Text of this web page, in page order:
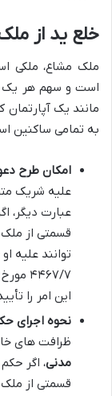
خلع ید از
ملک مشاع، ملکی
است و سهم هر یک
مانند یک آپارتمان
به تمامی ساکنین
امکان طرح
علیه شریک
عبارت دیگر،
قسمتی از ملک
توانند علیه
این امر را
نحوه اجرای
ظرافت های
مدنی، اگر
قسمتی از